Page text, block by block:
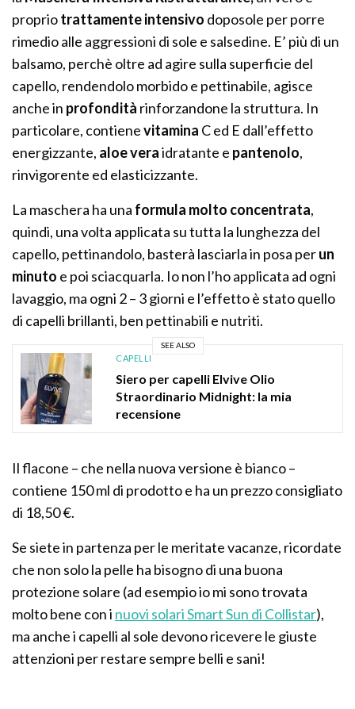
propriotrattamente intensivo doposole per porre
rimedio alle aggressioni di sole e salsedine. E’ più di un
balsamo, perchè oltre ad agire sulla superficie del
capello, rendendolo morbido e pettinabile, agisce
anche in profondità rinforzandone la struttura. In
particolare, contienevitamina C ed E dall’effetto
energizzante, aloe veraidratante e pantenolo,
rinvigorente ed elasticizzante.
La maschera ha una formula molto concentrata,
quindi, una volta applicata su tutta la lunghezza del
capello, pettinandolo, basterà lasciarla in posa perun
minuto e poi sciacquarla. Io non l’ho applicata ad ogni
lavaggio, ma ogni 2 – 3 giorni e l’effetto è stato quello
di capelli brillanti, ben pettinabili e nutriti.
SEE ALSO
CAPELLI
Siero per capelli Elvive Olio
Straordinario Midnight: la mia
recensione
Il flacone – che nella nuova versione è bianco –
contiene 150 ml di prodotto e ha un prezzo consigliato
di 18,50 €.
Se siete in partenza per le meritate vacanze, ricordate
che non solo la pelle ha bisogno di una buona
protezione solare (ad esempio io mi sono trovata
molto bene con i nuovi solari Smart Sun di Collistar),
ma anche i capelli al sole devono ricevere le giuste
attenzioni per restare sempre belli e sani!